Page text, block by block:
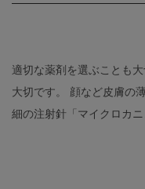
適切な薬剤を選ぶことも
大切です。 顔など皮膚の
細の注射針「マイクロカ